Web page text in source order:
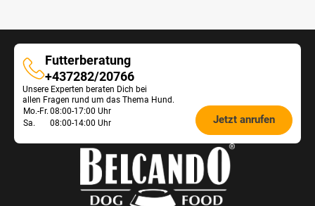
Futterberatung
Futterberatung
+437282/20766
Unsere Experten beraten Dich bei
allen Fragen rund um das Thema Hund.
Öffnungszeiten
Futterberatung:
Mo.-Fr. 08:00-17:00 Uhr
Sa.
08:00-14:00 Uhr Jetzt anrufen